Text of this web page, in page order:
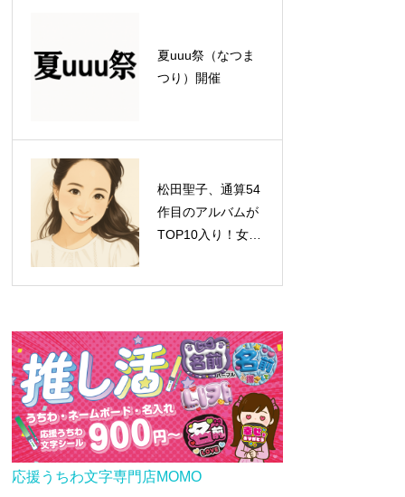
夏uuu祭（なつま
つり）開催
松田聖子、通算54
作目のアルバムが
TOP10入り！女性
応援うちわ文字専門店MOMO